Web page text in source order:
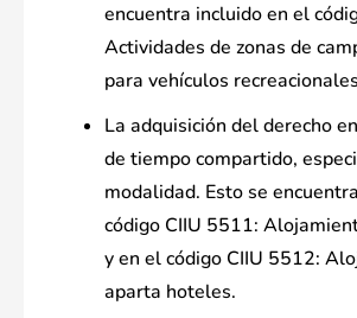
encuentra incluido en el
Actividades de zonas de
para vehículos
La adquisición del derecho
de tiempo compartido,
modalidad. Esto se
código CIIU 5511:
y en el código CIIU 5512:
aparta hoteles.